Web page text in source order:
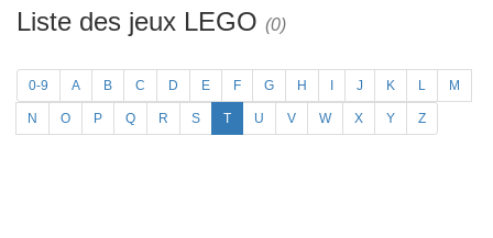
Liste des jeux LEGO (0)
0-9 A B C D E F G H J K L M
N O P Q R S T U V W X Y Z